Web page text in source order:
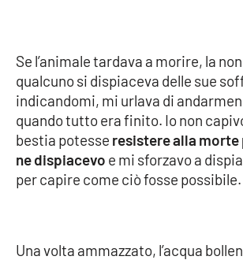
Se l’animale tardava a morire, la
qualcuno si dispiaceva delle sue
indicandomi, mi urlava di
quando tutto era finito. Io non
bestia potesse resistere alla morte
ne dispiacevo e mi sforzavo a
per capire come ciò fosse possibile.
Una volta ammazzato, l’acqua